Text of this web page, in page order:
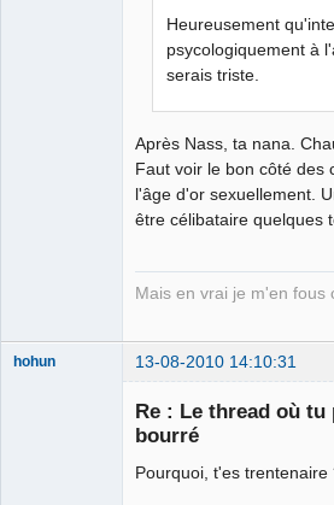
Heureusement
psycologiquement à
serais triste.
Après Nass, ta nana.
Faut voir le bon côté des
l'âge d'or sexuellement.
être célibataire quelques
Mais en vrai je m'en fous
hohun 13-08-2010 14:10:31
Re : Le thread où
bourré
Pourquoi, t'es trentenaire